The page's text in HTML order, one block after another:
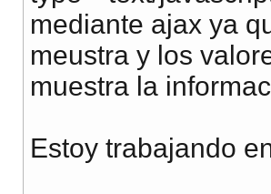
mediante ajax ya
meustra y los
muestra la
Estoy trabajando